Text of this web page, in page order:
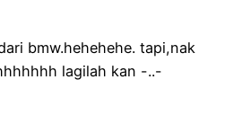
bmw.hehehehe. tapi,nak
lagilah kan -..-